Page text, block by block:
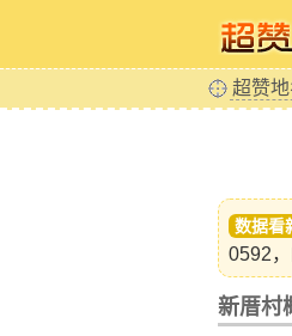
超赞地
数据看
0592
新厝村